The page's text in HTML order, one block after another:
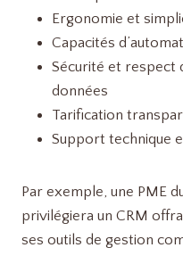
Ergonomie et
Capacités
Sécurité et respect
données
Tarification
Support technique
Par exemple, une PME
privilégiera un CRM
ses outils de gestion